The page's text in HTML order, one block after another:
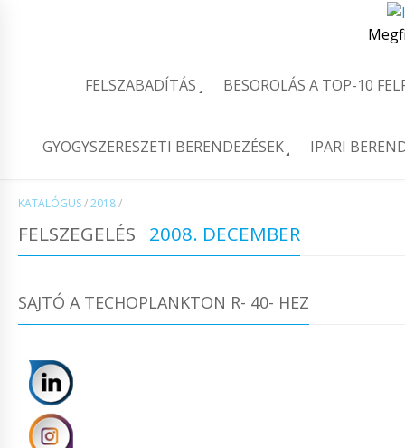
FELSZABADÍTÁS BESOROLÁS A TOP-10
GYOGYSZERESZETI BERENDEZÉSEK IPARI
KATALÓGUS/2018/
FELSZEGELÉS 2008. DECEMBER
SAJTÓ A TECHOPLANKTON R- 40- HEZ